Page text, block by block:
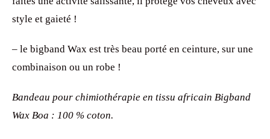
style et gaieté !
– le bigband Wax est très beau porté en ceinture, sur une
combinaison ou un robe !
Bandeau pour chimiothérapie en tissu africain Bigband
Wax Boa : 100 % coton.